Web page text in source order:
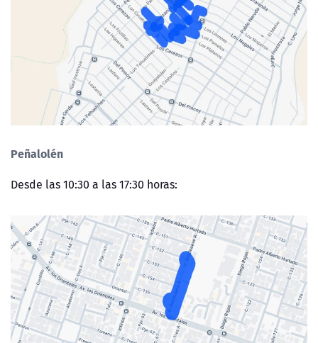
Peñalolén
Desde las 10:30 a las 17:30 horas: